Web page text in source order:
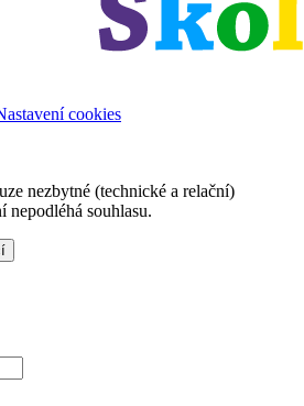
cookies
nezbytné (technické a relační)
nepodléhá souhlasu.